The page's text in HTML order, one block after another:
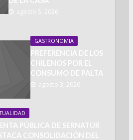
agosto 5, 2026
GASTRONOMIA
PREFERENCIA DE LOS
CHILENOS POR EL
CONSUMO DE PALTA
agosto 3, 2026
PÚBLICA DE SERNATUR
CONSOLIDACIÓN DEL